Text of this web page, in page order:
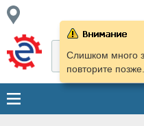
Слишком много
повторите позже.